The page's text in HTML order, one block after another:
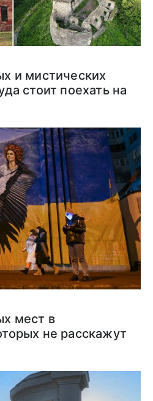
и мистических
стоит поехать на
мест в
не расскажут